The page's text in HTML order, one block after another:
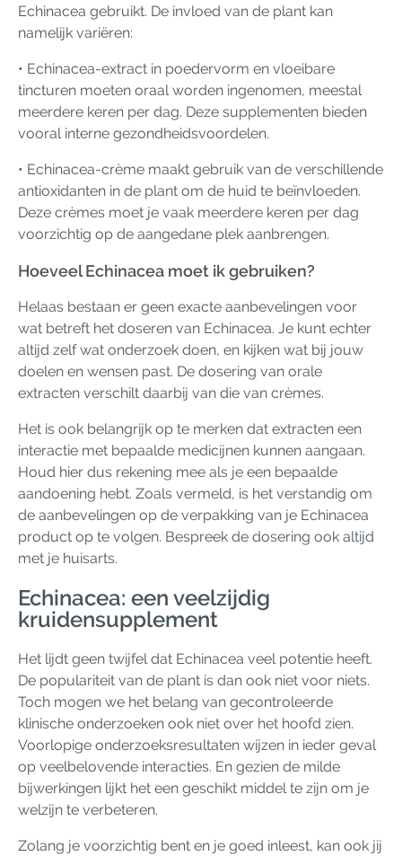
Echinacea gebruikt. De invloed van de plant kan
namelijk variëren:
• Echinacea-extract in poedervorm en vloeibare
tincturen moeten oraal worden ingenomen, meestal
meerdere keren per dag. Deze supplementen bieden
vooral interne gezondheidsvoordelen.
• Echinacea-crème maakt gebruik van de verschillende
antioxidanten in de plant om de huid te beïnvloeden.
Deze crèmes moet je vaak meerdere keren per dag
voorzichtig op de aangedane plek aanbrengen.
Hoeveel Echinacea moet ik gebruiken?
Helaas bestaan er geen exacte aanbevelingen voor
wat betreft het doseren van Echinacea. Je kunt echter
altijd zelf wat onderzoek doen, en kijken wat bij jouw
doelen en wensen past. De dosering van orale
extracten verschilt daarbij van die van crèmes.
Het is ook belangrijk op te merken dat extracten een
interactie met bepaalde medicijnen kunnen aangaan.
Houd hier dus rekening mee als je een bepaalde
aandoening hebt. Zoals vermeld, is het verstandig om
de aanbevelingen op de verpakking van je Echinacea
product op te volgen. Bespreek de dosering ook altijd
met je huisarts.
Echinacea: een veelzijdig
kruidensupplement
Het lijdt geen twijfel dat Echinacea veel potentie heeft.
De populariteit van de plant is dan ook niet voor niets.
Toch mogen we het belang van gecontroleerde
klinische onderzoeken ook niet over het hoofd zien.
Voorlopige onderzoeksresultaten wijzen in ieder geval
op veelbelovende interacties. En gezien de milde
bijwerkingen lijkt het een geschikt middel te zijn om je
welzijn te verbeteren.
Zolang je voorzichtig bent en je goed inleest, kan ook jij